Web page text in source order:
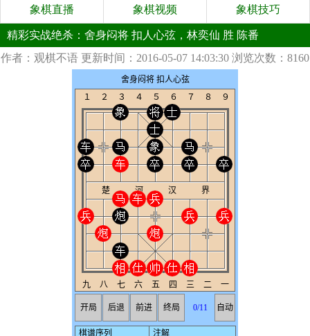
象棋直播 象棋视频 象棋技巧
精彩实战绝杀：舍身闷将 扣人心弦，林奕仙 胜 陈番
作者：观棋不语 更新时间：2016-05-07 14:03:30 浏览次数：8160